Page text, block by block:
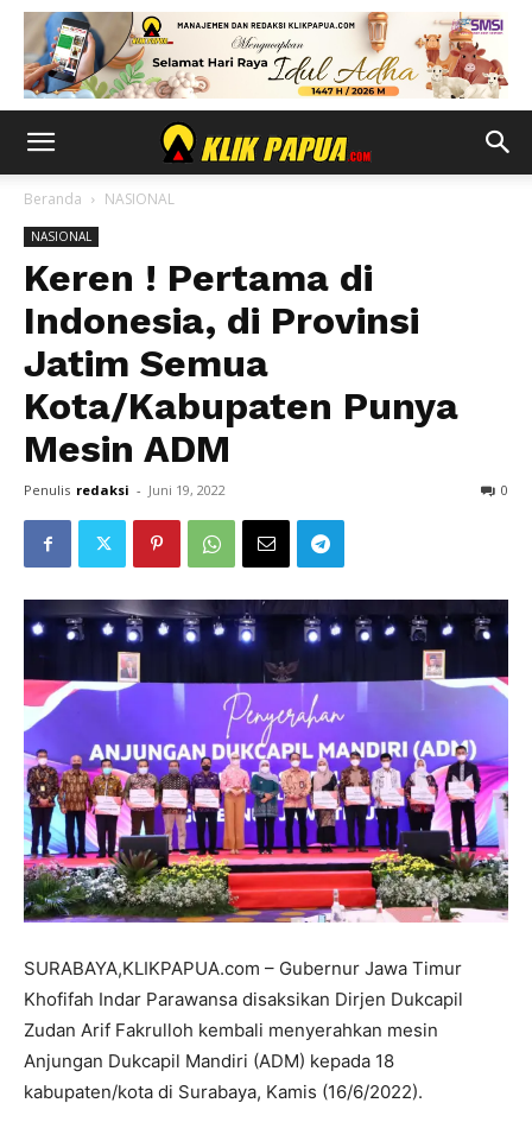
Beranda NASIONAL
NASIONAL
Keren ! Pertama di
Indonesia, di Provinsi
Jatim Semua
Kota/Kabupaten Punya
Mesin ADM
Penulis redaksi - Juni 19, 2022 0
SURABAYA,KLIKPAPUA.com – Gubernur Jawa Timur
Khofifah Indar Parawansa disaksikan Dirjen Dukcapil
Zudan Arif Fakrulloh kembali menyerahkan mesin
Anjungan Dukcapil Mandiri (ADM) kepada 18
kabupaten/kota di Surabaya, Kamis (16/6/2022).